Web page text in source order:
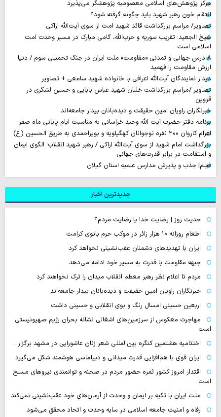
مرکز پژوهش‌های اسلامی معصومیه پژوهشگر می‌پذیرد
انتقام خون رهبر شهید باید چگونه گرفته شود؟
تصاویر/ مراسم بزرگداشت قائد شهید امت از سوی آیت‌الله اراکی
شیخ الجعید: تقریب سوریه و حزب‌الله، گامی مبارک در مسیر وحدت امت
اسلامی است
۸ درس جهانی و تمدنی «مقاومت» ملت ایران در جنگ تحمیلی سوم / دنیا
ارزش مقاومت را فهمید
دیدار نمایندگان آیت‌الله اعرافی با خانواده شهید سامعی + تصاویر
تصاویر /مراسم بزرگداشت خلبان شهید عباس بابایی و حسین لشگری در
قزوین
خبرنگاران راویان امین حقیقت و دیده‌بانان بیدار جامعه‌اند
برنامه دفتر حضرت آیت الله وحید خراسانی به مناسبت ایام پایانی ماه صفر
اعزام کاروان ۲۰۰ نفره نوجوانان کهگیلویه و بویراحمدی به طریق الحسین (ع)
بزرگداشت امام شهید از سوی آیت‌الله اراکی / رهبر شهید انقلاب؛ الگوی ایمان
و استقامت در برابر قدرت‌های جهانی
فیلم| جذب و پذیرش مدارس علمیه استان گیلان
جدیدترین اخبار
حدیث روز | رضایت خدا یا رضایت مردم؟
اطعام روزانه ۱۰ هزار زائر در موکب حرم بانوی کرامت
ایران با تهدیدهای دشمنان عقب‌نشینی نخواهد کرد
جبهه مقاومت با قدرت به مسیر خود ادامه می‌دهد
مردم تا اعلام نظر رهبر معظم انقلاب میدان را ترک نخواهند کرد
خبرنگاران راویان امین حقیقت و دیده‌بانان بیدار جامعه‌اند
اربعین حسینی امسال رنگ و بوی انقلابی و حسینی داشت
مهاجرت معکوس از سرزمین‌های اشغالی نشانه بحران رژیم صهیونیستی
است
اختتامیه هشتمین کنگره بین‌المللی شعر زنان عاشورایی در مشهد برگزار…
ایران قوی با هم‌افزایی قدرت میدانی و دیپلماسی هوشمند شکل می‌گیرد
اقتدار امروز کشور ثمره حضور مردم در صحنه و توانمندی نیروهای مسلح
است
ملت ایران با تکیه بر ایمان و وحدت از آرمان‌های خود عقب‌نشینی نمی‌کند
رفاه و امنیت جامعه اسلامی در سایه وحدت و اتحاد محقق می‌شود